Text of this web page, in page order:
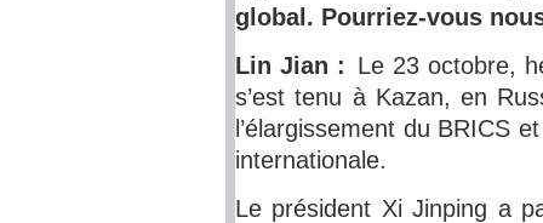
global. Pourriez-vous
Lin Jian : Le 23 octobre,
s’est tenu à Kazan, en
l’élargissement du BRICS
internationale.
Le président Xi Jinping a